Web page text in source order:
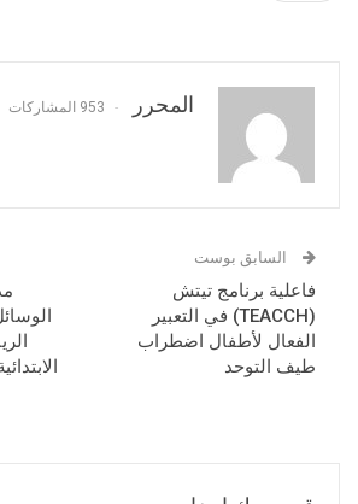
المحرر 953 المشاركات
السابق بوست
فاعلية برنامج تيتش
(TEACCH) في التعبير
الفعال لأطفال اضطراب
طيف التوحد